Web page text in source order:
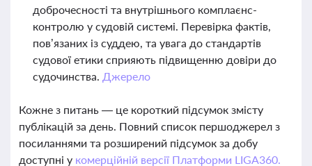
доброчесності та внутрішнього комплаєнс-
контролю у судовій системі. Перевірка фактів,
пов’язаних із суддею, та увага до стандартів
судової етики сприяють підвищенню довіри до
судочинства. Джерело
Кожне з питань — це короткий підсумок змісту
публікацій за день. Повний список першоджерел з
посиланнями та розширений підсумок за добу
доступні у комерційній версії Платформи LIGA360.